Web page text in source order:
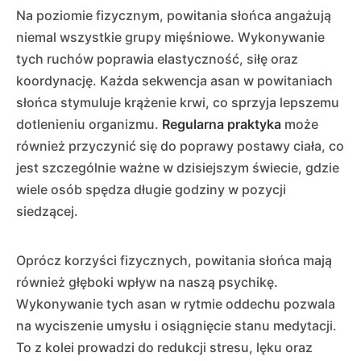
Na poziomie fizycznym, powitania słońca angażują
niemal wszystkie grupy mięśniowe. Wykonywanie
tych ruchów poprawia elastyczność, siłę oraz
koordynację. Każda sekwencja asan w powitaniach
słońca stymuluje krążenie krwi, co sprzyja lepszemu
dotlenieniu organizmu. Regularna praktyka może
również przyczynić się do poprawy postawy ciała, co
jest szczególnie ważne w dzisiejszym świecie, gdzie
wiele osób spędza długie godziny w pozycji
siedzącej.
Oprócz korzyści fizycznych, powitania słońca mają
również głęboki wpływ na naszą psychikę.
Wykonywanie tych asan w rytmie oddechu pozwala
na wyciszenie umysłu i osiągnięcie stanu medytacji.
To z kolei prowadzi do redukcji stresu, lęku oraz